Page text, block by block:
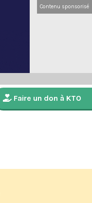
Contenu sponsorisé
Faire un don à KTO